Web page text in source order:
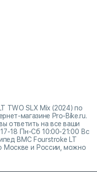
TWO SLX Mix (2024) по
магазине Pro-Bike.ru.
ответить на все ваши
18 Пн-Сб 10:00-21:00 Вс
BMC Fourstroke LT
Москве и России, можно